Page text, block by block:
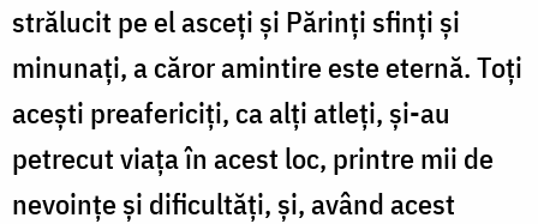
strălucit pe el asceți și Părinți sfinți și
minunați, a căror amintire este eternă. Toți
acești preafericiți, ca alți atleți, și-au
petrecut viața în acest loc, printre mii de
nevoințe și dificultăți, și, având acest